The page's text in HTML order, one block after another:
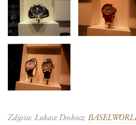
Zdjęcia: Łukasz Doskocz;